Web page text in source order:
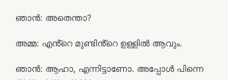
ഞാൻ: അതെന്താ?
അമ്മ: എൻ്റെ മുണ്ടിൻ്റെ ഉള്ളിൽ ആവും.
ഞാൻ: ആഹാ, എന്നിട്ടാണോ. അപ്പോൾ പിന്നെ